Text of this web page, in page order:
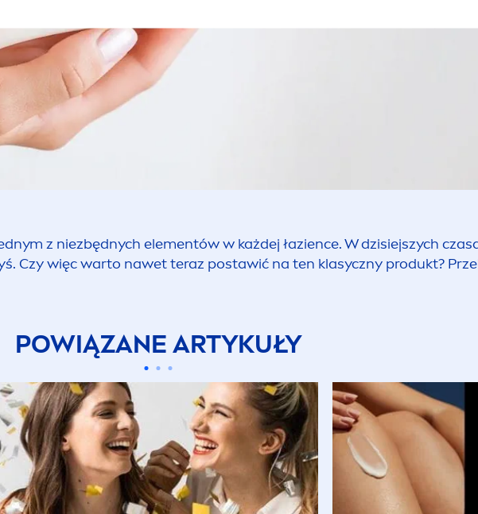
z niezbędnych elementów w każdej łazience. W dzisiejszych
Czy więc warto nawet teraz postawić na ten klasyczny produkt?
POWIĄZANE ARTYKUŁY